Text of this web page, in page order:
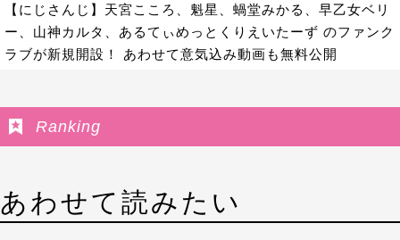
【にじさんじ】天宮こころ、魁星、蝸堂みかる、早乙女ベリ
ー、山神カルタ、あるてぃめっとくりえいたーず のファンク
ラブが新規開設！ あわせて意気込み動画も無料公開
Ranking
あわせて読みたい